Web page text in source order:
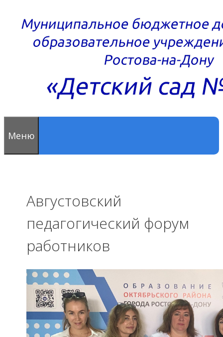
содержимому
Меню
Августовский
педагогический форум
работников